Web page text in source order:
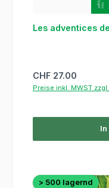
Les adventices
Regulärer Preis:
CHF 27.00
Preise inkl. MWST
In
> 500 lagernd